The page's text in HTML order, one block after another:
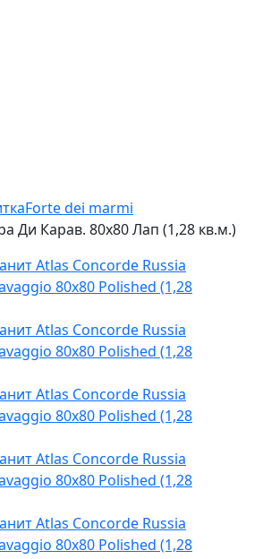
Forte dei marmi
Ди Карав. 80х80 Лап (1,28 кв.м.)